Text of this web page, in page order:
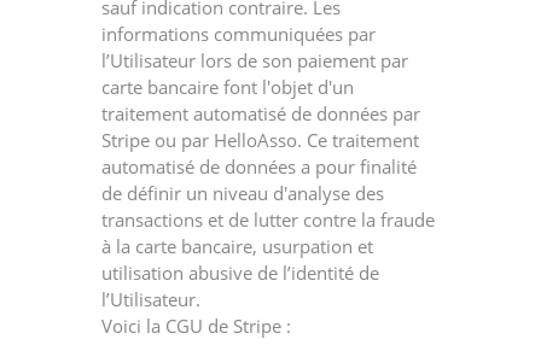
sauf indication contraire. Les
informations communiquées par
l’Utilisateur lors de son paiement par
carte bancaire font l'objet d'un
traitement automatisé de données par
Stripe ou par HelloAsso. Ce traitement
automatisé de données a pour finalité
de définir un niveau d'analyse des
transactions et de lutter contre la fraude
à la carte bancaire, usurpation et
utilisation abusive de l’identité de
l’Utilisateur.
Voici la CGU de Stripe :